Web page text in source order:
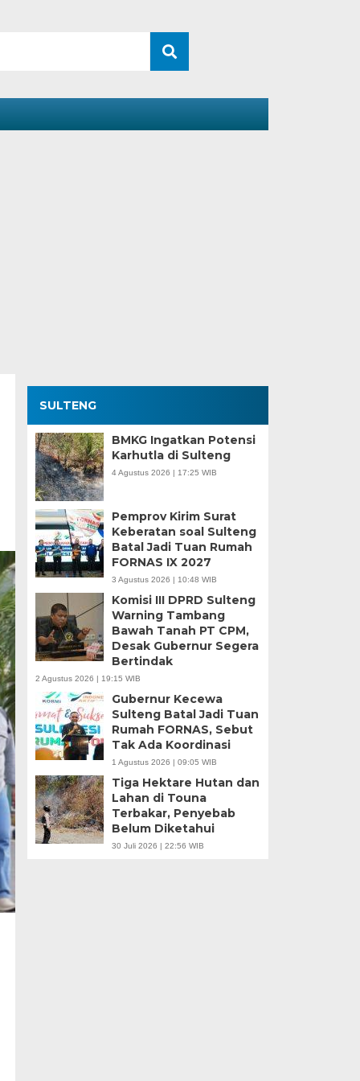
SULTENG
BMKG Ingatkan Potensi
Karhutla di Sulteng
4 Agustus 2026 | 17:25 WIB
Pemprov Kirim Surat
Keberatan soal Sulteng
Batal Jadi Tuan Rumah
FORNAS IX 2027
3 Agustus 2026 | 10:48 WIB
Komisi III DPRD Sulteng
Warning Tambang
Bawah Tanah PT CPM,
Desak Gubernur Segera
Bertindak
2 Agustus 2026 | 19:15 WIB
Gubernur Kecewa
Sulteng Batal Jadi Tuan
Rumah FORNAS, Sebut
Tak Ada Koordinasi
1 Agustus 2026 | 09:05 WIB
Tiga Hektare Hutan dan
Lahan di Touna
Terbakar, Penyebab
Belum Diketahui
30 Juli 2026 | 22:56 WIB